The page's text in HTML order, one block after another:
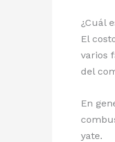
¿Cuál
El
varios
del
En
yate.